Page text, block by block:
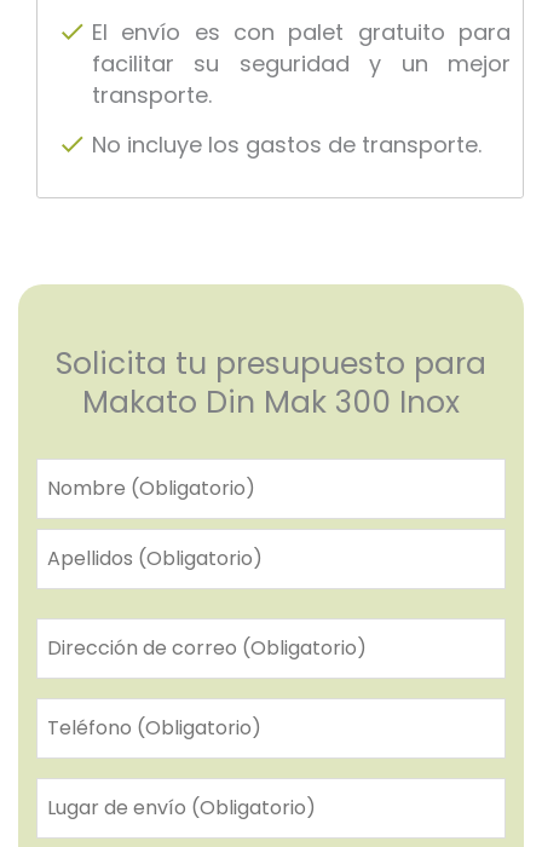
El envío es con palet gratuito para
facilitar su seguridad y un mejor
transporte.
No incluye los gastos de transporte.
Solicita tu presupuesto para
Makato Din Mak 300 Inox